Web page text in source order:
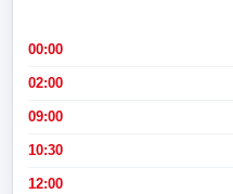
00:00
02:00
09:00
10:30
12:00